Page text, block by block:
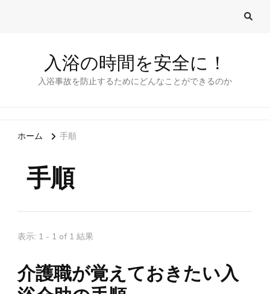
入浴の時間を安全に！
入浴事故を防止するためにどんなことができるのか
ホーム 手順
手順
表示: 1 - 1 of 1 結果
介護職が覚えておきたい入